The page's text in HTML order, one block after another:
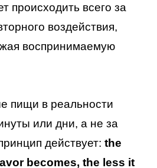
происходить всего за
воздействия,
воспринимаемую
пищи в реальности
или дни, а не за
действует: the
becomes, the less it